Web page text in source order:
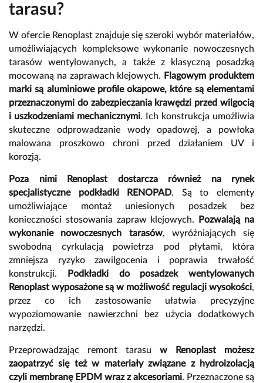
tarasu?
W ofercie Renoplast znajduje się szeroki wybór materiałów,
umożliwiających kompleksowe wykonanie nowoczesnych
tarasów wentylowanych, a także z klasyczną posadzką
mocowaną na zaprawach klejowych. Flagowym produktem
marki są aluminiowe profile okapowe, które są elementami
przeznaczonymi do zabezpieczania krawędzi przed wilgocią
i uszkodzeniami mechanicznymi. Ich konstrukcja umożliwia
skuteczne odprowadzanie wody opadowej, a powłoka
malowana proszkowo chroni przed działaniem UV i
korozją.
Poza nimi Renoplast dostarcza również na rynek
specjalistyczne podkładki RENOPAD. Są to elementy
umożliwiające montaż uniesionych posadzek bez
konieczności stosowania zapraw klejowych.
Pozwalają na
wykonanie nowoczesnych tarasów, wyróżniających się
swobodną cyrkulacją powietrza pod płytami, która
zmniejsza ryzyko zawilgocenia i poprawia trwałość
konstrukcji.
Podkładki do posadzek wentylowanych
Renoplast wyposażone są w możliwość regulacji wysokości,
przez co ich zastosowanie ułatwia precyzyjne
wypoziomowanie nawierzchni bez użycia dodatkowych
narzędzi.
Przeprowadzając remont tarasu w Renoplast możesz
zaopatrzyć się też w materiały związane z hydroizolacją
czyli membranę EPDM wraz z akcesoriami. Przeznaczone są